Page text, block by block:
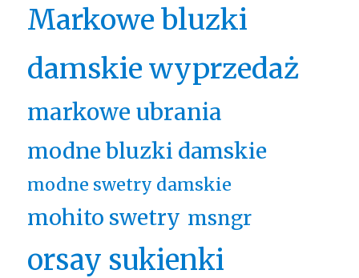
Markowe bluzki
damskie wyprzedaż
markowe ubrania
modne bluzki damskie
modne swetry damskie
mohito swetry msngr
orsay sukienki